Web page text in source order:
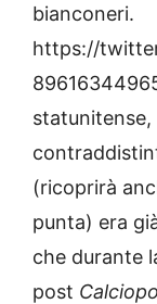
bianconeri.
https://
statunitense,
(ricoprirà
punta) era
che durante
post